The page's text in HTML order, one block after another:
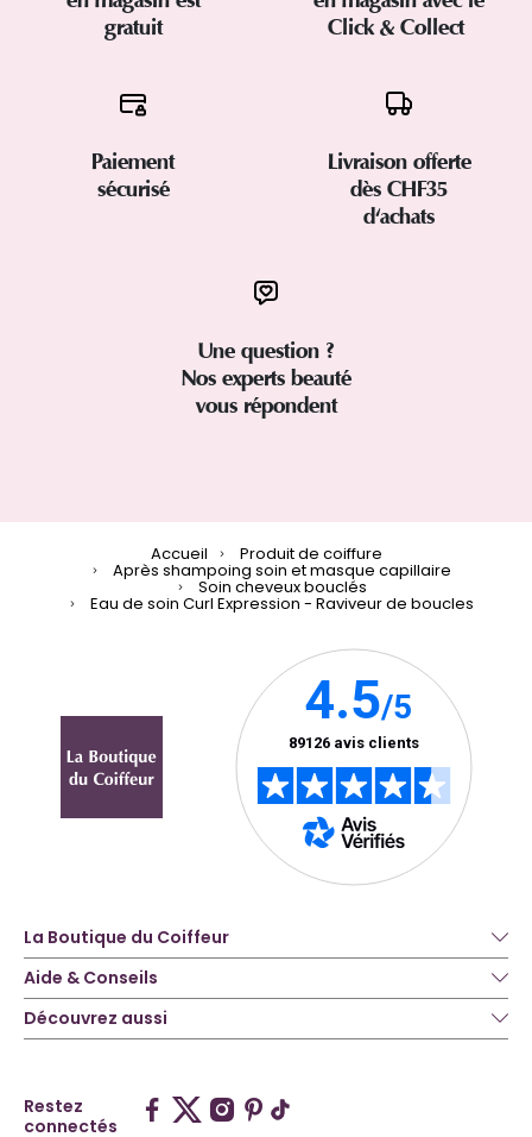
gratuit
Click & Collect
Paiement
sécurisé
Livraison offerte
dès CHF35
d'achats
Une question ?
Nos experts beauté
vous répondent
Accueil Produit de coiffure
Après shampoing soin et masque capillaire
Soin cheveux bouclés
Eau de soin Curl Expression - Raviveur de boucles
La Boutique du Coiffeur
Aide & Conseils
Découvrez aussi
Restez
connectés